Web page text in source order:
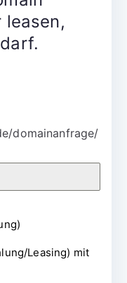
leasen,
domainanfrage/
Leasing) mit